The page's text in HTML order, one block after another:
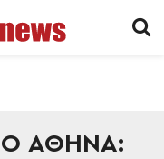
ΑΘΗΝΑ: